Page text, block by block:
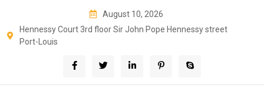
content
August 10, 2026
Hennessy Court 3rd floor Sir John Pope Hennessy street
Port-Louis